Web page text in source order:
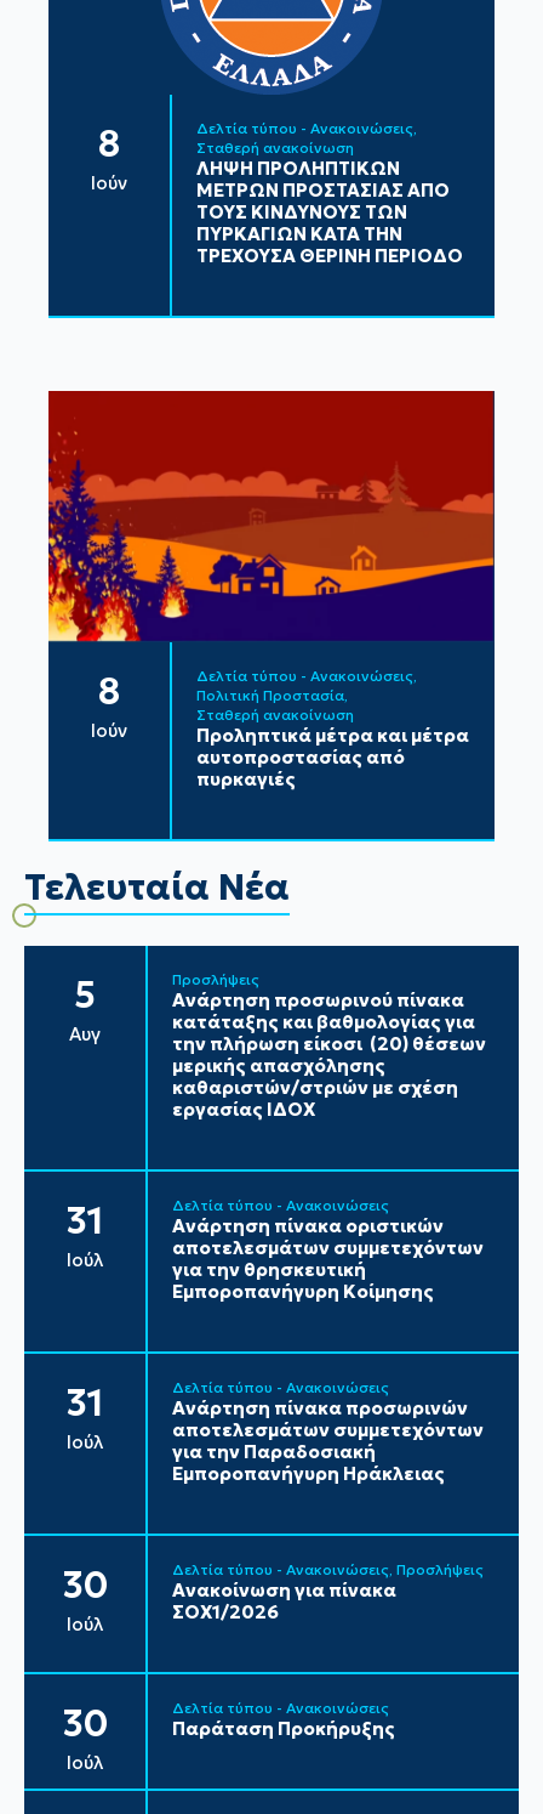
8
Ιούν
Δελτία τύπου - Ανακοινώσεις
Σταθερή ανακοίνωση
ΛΗΨΗ ΠΡΟΛΗΠΤΙΚΩΝ
ΜΕΤΡΩΝ ΠΡΟΣΤΑΣΙΑΣ ΑΠΟ
ΤΟΥΣ ΚΙΝΔΥΝΟΥΣ ΤΩΝ
ΠΥΡΚΑΓΙΩΝ ΚΑΤΑ ΤΗΝ
ΤΡΕΧΟΥΣΑ ΘΕΡΙΝΗ ΠΕΡΙΟΔΟ
8
Ιούν
Δελτία τύπου - Ανακοινώσεις
Πολιτική Προστασία
Σταθερή ανακοίνωση
Προληπτικά μέτρα και μέτρα
αυτοπροστασίας από
πυρκαγιές
Τελευταία Νέα
5
Αυγ
Προσλήψεις
Ανάρτηση προσωρινού πίνακα
κατάταξης και βαθμολογίας για
την πλήρωση είκοσι (20) θέσεων
μερικής απασχόλησης
καθαριστών/στριών με σχέση
εργασίας ΙΔΟΧ
31
Ιούλ
Δελτία τύπου - Ανακοινώσεις
Ανάρτηση πίνακα οριστικών
αποτελεσμάτων συμμετεχόντων
για την θρησκευτική
Εμποροπανήγυρη Κοίμησης
31
Ιούλ
Δελτία τύπου - Ανακοινώσεις
Ανάρτηση πίνακα προσωρινών
αποτελεσμάτων συμμετεχόντων
για την Παραδοσιακή
Εμποροπανήγυρη Ηράκλειας
30
Ιούλ
Δελτία τύπου - Ανακοινώσεις Προσλήψεις
Ανακοίνωση για πίνακα
ΣΟΧ1/2026
30
Ιούλ
Δελτία τύπου - Ανακοινώσεις
Παράταση Προκήρυξης